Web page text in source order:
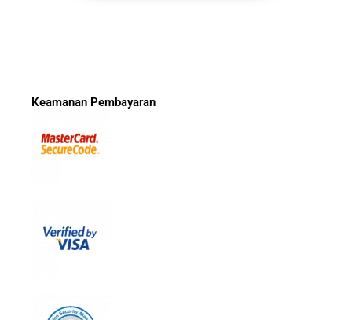
Keamanan Pembayaran